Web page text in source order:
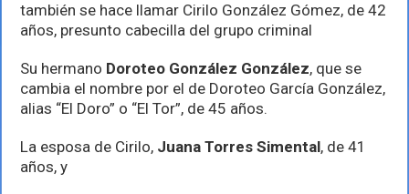
también se hace llamar Cirilo González Gómez, de 42
años, presunto cabecilla del grupo criminal
Su hermano Doroteo González González, que se
cambia el nombre por el de Doroteo García González,
alias “El Doro” o “El Tor”, de 45 años.
La esposa de Cirilo, Juana Torres Simental, de 41
años, y